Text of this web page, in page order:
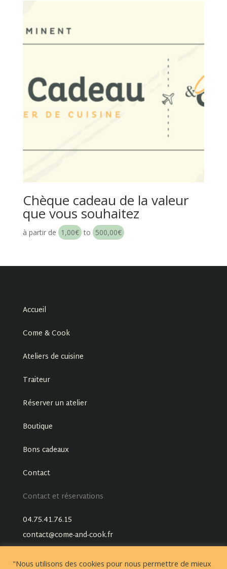
Chèque cadeau de la valeur
que vous souhaitez
à partir de 1,00€ to 500,00€
Accueil
Come & Cook
Ateliers de cuisine
Traiteur
Réserver un atelier
Boutique
Bons cadeaux
Contact
Contact et réservations
04.75.41.76.15
contact@come-and-cook.fr
"Nous utilisons des cookies pour nous permettre de mieux